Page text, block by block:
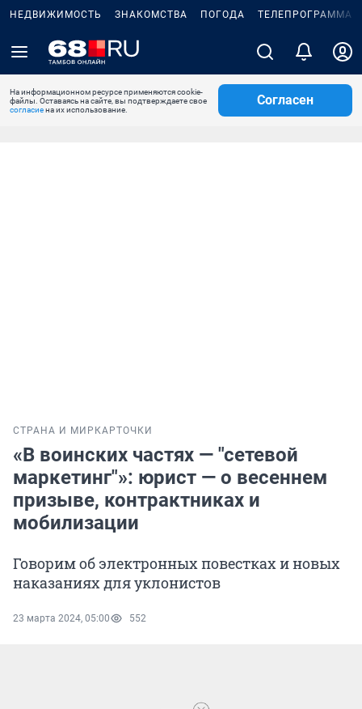
НЕДВИЖИМОСТЬ ЗНАКОМСТВА ПОГОДА ТЕЛЕПРОГРАММА
На информационном ресурсе применяются cookie-
файлы. Оставаясь на сайте, вы подтверждаете свое
согласиена их использование.
Согласен
СТРАНА И МИР КАРТОЧКИ
«В воинских частях — "сетевой
маркетинг"»: юрист — о весеннем
призыве, контрактниках и
мобилизации
Говорим об электронных повестках и новых
наказаниях для уклонистов
23 марта 2024, 05:00 552